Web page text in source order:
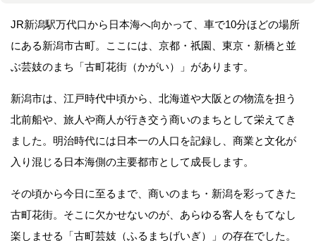
JR新潟駅万代口から日本海へ向かって、車で10分ほどの場所
にある新潟市古町。ここには、京都・祇園、東京・新橋と並
ぶ芸妓のまち「古町花街（かがい）」があります。
新潟市は、江戸時代中頃から、北海道や大阪との物流を担う
北前船や、旅人や商人が行き交う商いのまちとして栄えてき
ました。明治時代には日本一の人口を記録し、商業と文化が
入り混じる日本海側の主要都市として成長します。
その頃から今日に至るまで、商いのまち・新潟を彩ってきた
古町花街。そこに欠かせないのが、あらゆる客人をもてなし
楽しませる「古町芸妓（ふるまちげいぎ）」の存在でした。